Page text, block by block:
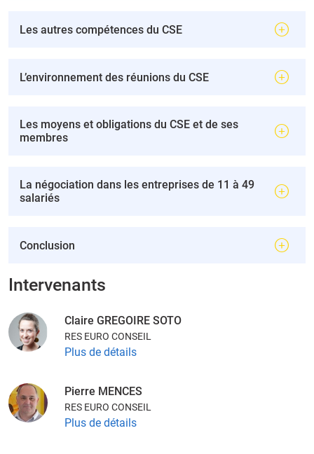
Les autres compétences du CSE
L’environnement des réunions du CSE
Les moyens et obligations du CSE et de ses
membres
La négociation dans les entreprises de 11 à 49
salariés
Conclusion
Intervenants
Claire GREGOIRE SOTO
RES EURO CONSEIL
Plus de détails
Pierre MENCES
RES EURO CONSEIL
Plus de détails